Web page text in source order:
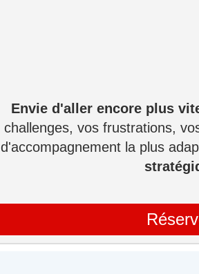
Envie d'aller encore plus
challenges, vos frustrations,
d'accompagnement la plus